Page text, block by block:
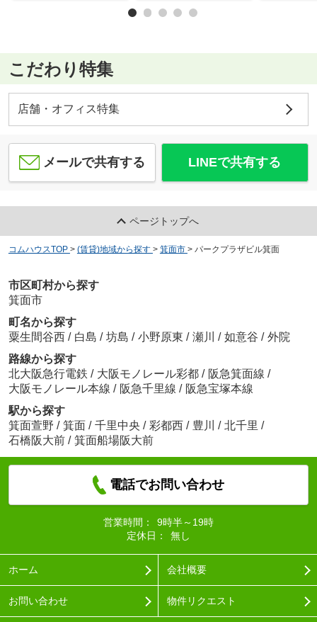
こだわり特集
店舗・オフィス特集
メールで共有する LINEで共有する
ページトップへ
コムハウスTOP > (賃貸)地域から探す > 箕面市 > パークプラザビル箕面
市区町村から探す
箕面市
町名から探す
粟生間谷西 / 白島 / 坊島 / 小野原東 / 瀬川 / 如意谷 / 外院
路線から探す
北大阪急行電鉄 / 大阪モノレール彩都 / 阪急箕面線 /
大阪モノレール本線 / 阪急千里線 / 阪急宝塚本線
駅から探す
箕面萱野 / 箕面 / 千里中央 / 彩都西 / 豊川 / 北千里 /
石橋阪大前 / 箕面船場阪大前
電話でお問い合わせ
営業時間：
9時半～19時
定休日：
無し
ホーム 会社概要
お問い合わせ 物件リクエスト